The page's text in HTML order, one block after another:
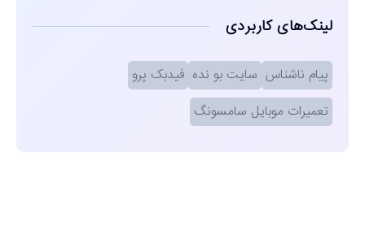
لینک‌های کاربردی
پیام ناشناس سایت بو نده فیدبک پرو
تعمیرات موبایل سامسونگ